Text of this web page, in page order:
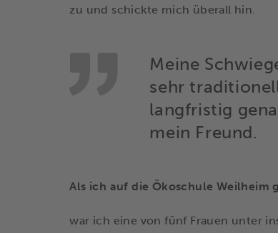
zu und schickte mich überall hin.
Meine
sehr
langfristig
mein Freund.
Als ich auf die Ökoschule Weilheim
war ich eine von fünf Frauen unter